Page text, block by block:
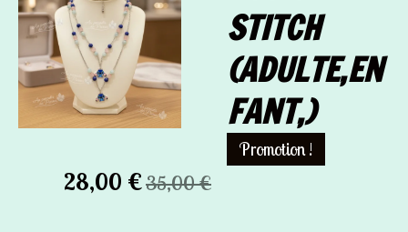
STITCH
(ADULTE,EN
FANT,)
Promotion !
28,00 €35,00 €